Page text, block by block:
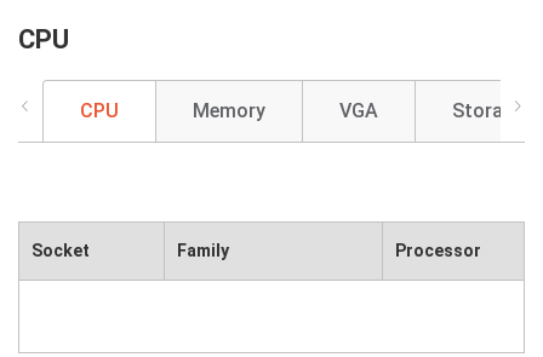
CPU
CPU Memory VGA Storage
Socket Family Processor